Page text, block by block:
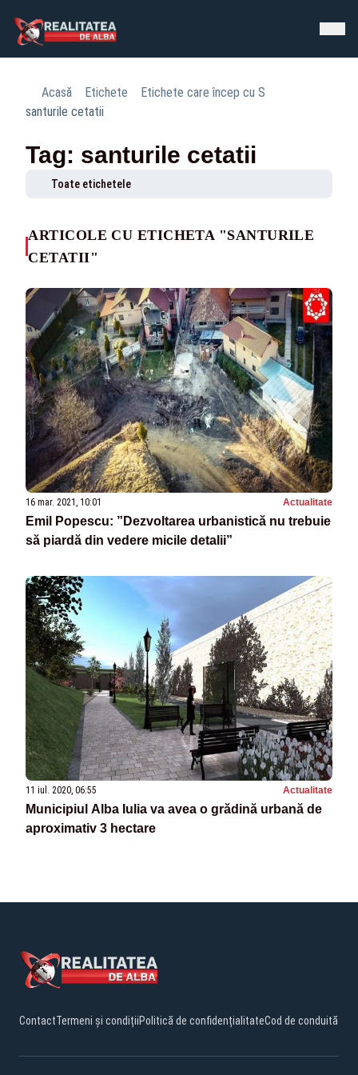
Acasă Etichete
Etichete care încep cu S
santurile cetatii
Tag: santurile cetatii
Toate etichetele
ARTICOLE CU ETICHETA "SANTURILE
CETATII"
16 mar. 2021, 10:01 Actualitate
Emil Popescu: ”Dezvoltarea urbanistică nu trebuie
să piardă din vedere micile detalii”
11 iul. 2020, 06:55 Actualitate
Municipiul Alba Iulia va avea o grădină urbană de
aproximativ 3 hectare
ContactTermeni și condițiiPolitică de confidențialitateCod de conduită